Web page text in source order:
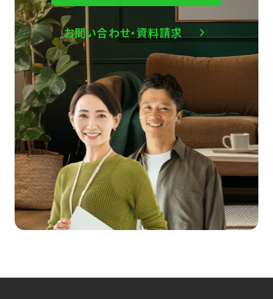
お問い合わせ・資料請求